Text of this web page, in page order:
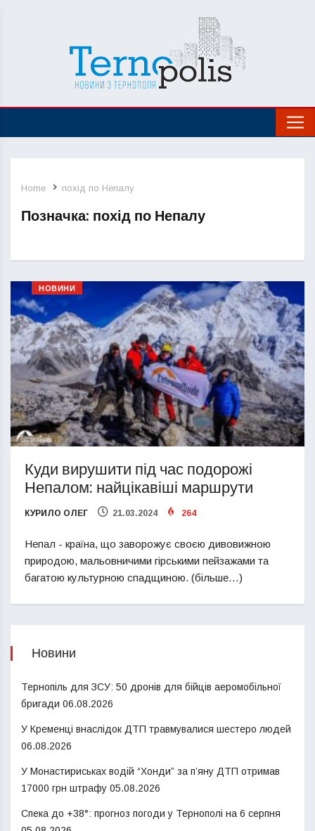
Home похід по Непалу
Позначка: похід по Непалу
НОВИНИ
Куди вирушити під час подорожі
Непалом: найцікавіші маршрути
КУРИЛО ОЛЕГ 21.03.2024 264
Непал - країна, що заворожує своєю дивовижною
природою, мальовничими гірськими пейзажами та
багатою культурною спадщиною. (більше…)
Новини
Тернопіль для ЗСУ: 50 дронів для бійців аеромобільної
бригади 06.08.2026
У Кременці внаслідок ДТП травмувалися шестеро людей
06.08.2026
У Монастириськах водій “Хонди” за п’яну ДТП отримав
17000 грн штрафу 05.08.2026
Спека до +38°: прогноз погоди у Тернополі на 6 серпня